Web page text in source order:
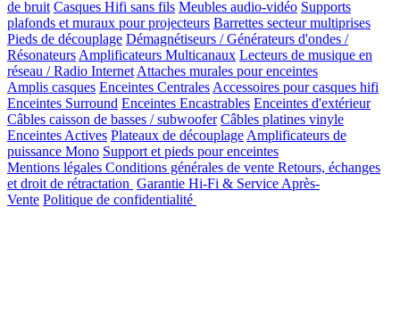
de bruit Casques Hifi sans fils Meubles audio-vidéo Supports
plafonds et muraux pour projecteurs Barrettes secteur multiprises
Pieds de découplage Démagnétiseurs / Générateurs d'ondes /
Résonateurs Amplificateurs Multicanaux Lecteurs de musique en
réseau / Radio Internet Attaches murales pour enceintes
Amplis casques Enceintes Centrales Accessoires pour casques hifi
Enceintes Surround Enceintes Encastrables Enceintes d'extérieur
Câbles caisson de basses / subwoofer Câbles platines vinyle
Enceintes Actives Plateaux de découplage Amplificateurs de
puissance Mono Support et pieds pour enceintes
Mentions légales Conditions générales de vente Retours, échanges
et droit de rétractation Garantie Hi-Fi & Service Après-
Vente Politique de confidentialité